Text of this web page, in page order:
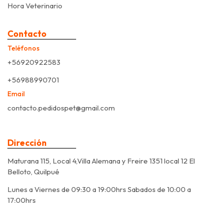
Hora Veterinario
Contacto
Teléfonos
+56920922583
+56988990701
Email
contacto.pedidospet@gmail.com
Dirección
Maturana 115, Local 4,Villa Alemana y Freire 1351 local 12 El
Belloto, Quilpué
Lunes a Viernes de 09:30 a 19:00hrs Sabados de 10:00 a
17:00hrs